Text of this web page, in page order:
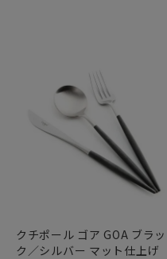
クチポール ゴア GOA ブラッ
ク／シルバー マット仕上げ